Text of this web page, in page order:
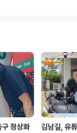
만, 이를 어긴 것입니다. 보석
전 실장은 지난해 6월 재판
넘겨 귀가하여 주의를 받았
이 법정 밖에서 증인과 접촉
과받았습니다. 이러한 일련
판..
구 정상화
김남길, 유